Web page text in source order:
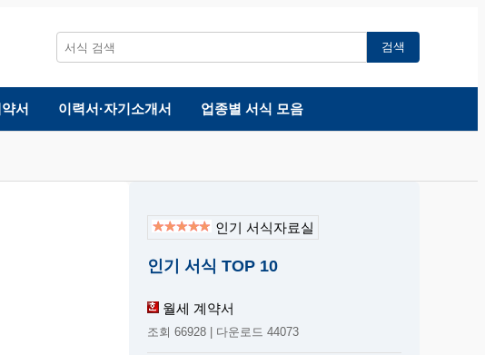
검색
서 이력서·자기소개서 업종별 서식 모음
인기 서식자료실
인기 서식 TOP 10
월세 계약서
조회 66928 | 다운로드 44073